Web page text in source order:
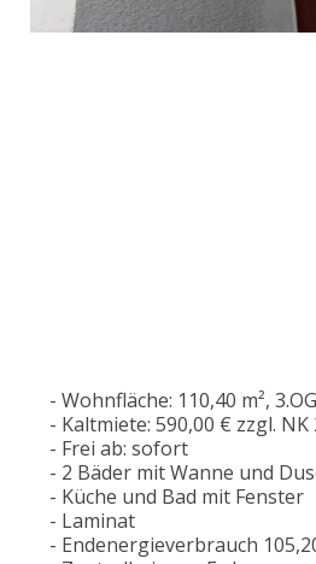
- Wohnfläche: 110,40 m²,
- Kaltmiete: 590,00 € zzgl. NK
- Frei ab: sofort
- 2 Bäder mit Wanne und
- Küche und Bad mit Fenster
- Laminat
- Endenergieverbrauch